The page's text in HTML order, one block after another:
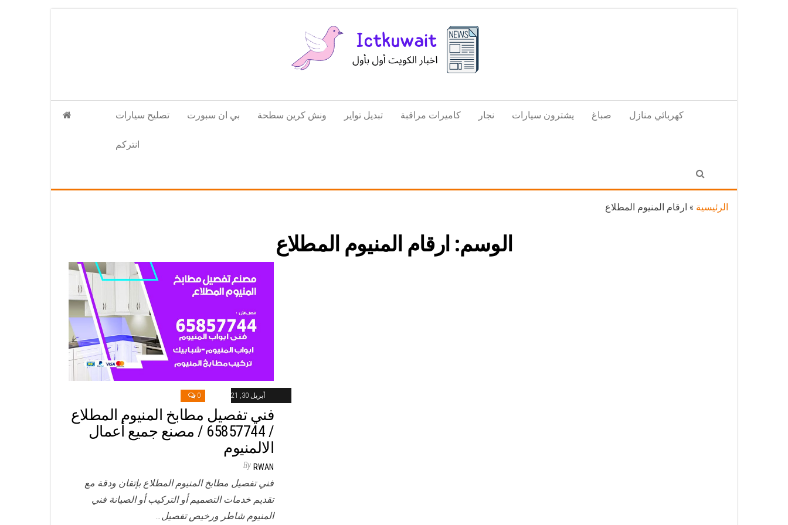
الكويت
تكنولوجيا
المعلومات
تصليح سيارات بي ان سبورت ونش كرين سطحة تبديل تواير كاميرات مراقبة نجار يشترون سيارات صباغ كهربائي منازل
انتركم
الرئيسية » ارقام المنيوم المطلاع
الوسم: ارقام المنيوم المطلاع
أبريل 30, 2021 0
فني تفصيل مطابخ المنيوم المطلاع
/ 65857744 / مصنع جميع أعمال
الالمنيوم
By RWAN
فني تفصيل مطابخ المنيوم المطلاع بإتقان ودقة مع
تقديم خدمات التصميم أو التركيب أو الصيانة فني
المنيوم شاطر ورخيص تفصيل…